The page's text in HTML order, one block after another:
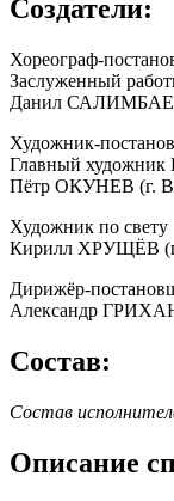
Создатели:
Хореограф-
Заслуженный
Данил
Художник-
Главный художник
Пётр ОКУНЕВ (г.
Художник по свету
Кирилл ХРУЩЁВ
Дирижёр-
Александр
Состав:
Состав
Описание